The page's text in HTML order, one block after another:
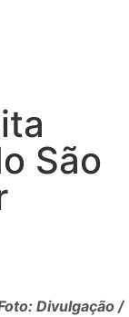
São
Divulgação /